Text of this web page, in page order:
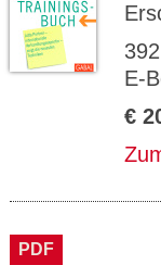
E-
€
PDF